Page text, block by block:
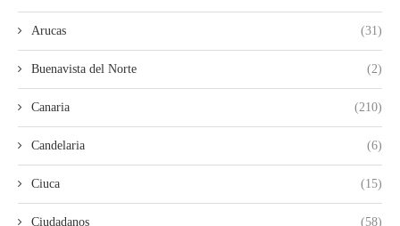
Arucas (31)
Buenavista del Norte (2)
Canaria (210)
Candelaria (6)
Ciuca (15)
Ciudadanos (58)